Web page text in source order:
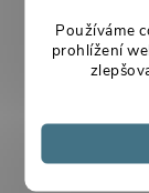
Používáme
prohlížení